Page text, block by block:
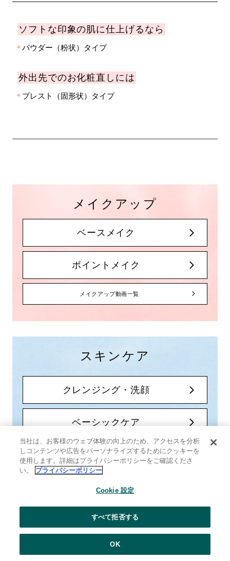
ソフトな印象の肌に仕上げるなら
パウダー（粉状）タイプ
外出先でのお化粧直しには
プレスト（固形状）タイプ
メイクアップ
ベースメイク
ポイントメイク
メイクアップ動画一覧
スキンケア
クレンジング・洗顔
ベーシックケア
スペシャルケア
ハンドケア
スキンケア動画一覧
当社は、お客様のウェブ体験の向上のため、アクセスを分析
しコンテンツや広告をパーソナライズするためにクッキーを
使用します。詳細はプライバシーポリシーをご確認くださ
い。
プライバシーポリシー
Cookie 設定
すべて拒否する
OK